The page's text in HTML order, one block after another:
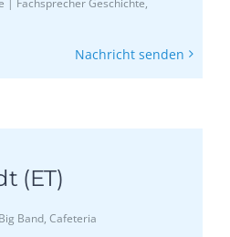
Nachricht senden
(ET)
Band, Cafeteria